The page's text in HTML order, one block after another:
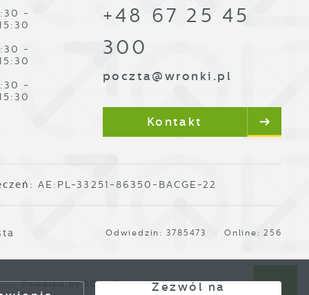
-
-
-
+48 67 25 45
300
poczta@wronki.pl
Kontakt
AE:PL-33251-86350-BACGE-22
Odwiedzin: 3785473 Online: 256
Powered by2ClickPortal®- Portale nowej generacji
Zezwól na